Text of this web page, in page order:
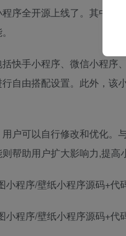
序全开源上线了。其中
快手小程序、微信小程序
自由搭配设置。此外，该
户可以自行修改和优化。
帮助用户扩大影响力,提高